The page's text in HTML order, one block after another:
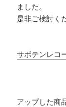
ました。
是非ご検討く
サボテンレコ
アップした商